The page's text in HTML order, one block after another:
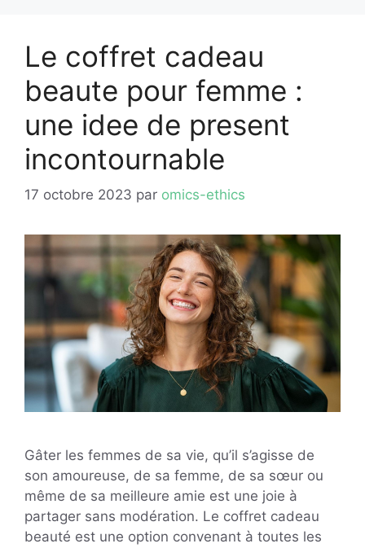
Le coffret cadeau
beaute pour femme :
une idee de present
incontournable
17 octobre 2023 par omics-ethics
Gâter les femmes de sa vie, qu’il s’agisse de
son amoureuse, de sa femme, de sa sœur ou
même de sa meilleure amie est une joie à
partager sans modération. Le coffret cadeau
beauté est une option convenant à toutes les